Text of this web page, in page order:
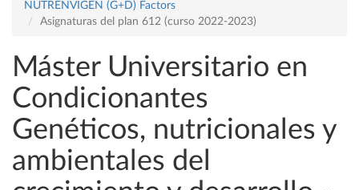
NUTRENVIGEN (G+D) Factors
Asignaturas del plan 612 (curso 2022-2023)
Máster Universitario en
Condicionantes
Genéticos, nutricionales y
ambientales del